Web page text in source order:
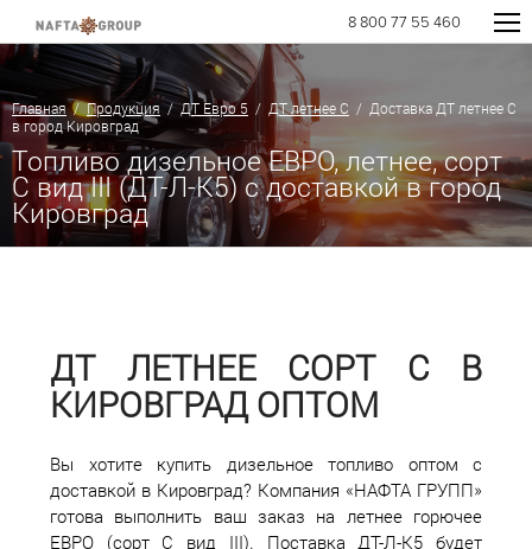
8 800 77 55 460
Главная/Продукция/ДТ Евро 5 / ДТ летнее C / Доставка ДТ летнее C
в город Кировград
Топливо дизельное ЕВРО, летнее, сорт
С вид III (ДТ-Л-К5) с доставкой в город
Кировград
ДТ ЛЕТНЕЕ СОРТ С В
КИРОВГРАД ОПТОМ
Вы хотите купить дизельное топливо оптом с
доставкой в Кировград? Компания «НАФТА ГРУПП»
готова выполнить ваш заказ на летнее горючее
ЕВРО (сорт С вид III). Поставка ДТ-Л-К5 будет